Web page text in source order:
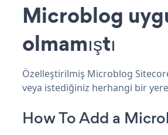
Microblog
olmamıştı
Özelleştirilmiş Microblog
veya istediğiniz herhangi bir
How To Add a